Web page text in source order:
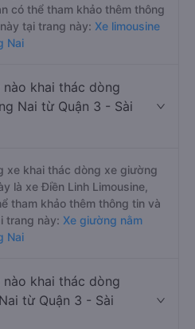
có thể tham khảo thêm thông
tại trang này: Xe limousine
Nai
nào khai thác dòng
Nai từ Quận 3 - Sài
xe khai thác dòng xe giường
là xe Điền Linh Limousine,
tham khảo thêm thông tin và
trang này: Xe giường nằm
Nai
nào khai thác dòng
từ Quận 3 - Sài